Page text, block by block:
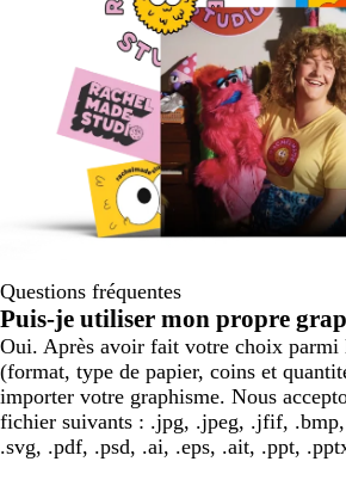
Questions fréquentes
Puis-je utiliser mon propre
Oui. Après avoir fait votre choix parmi
(format, type de papier, coins et
importer votre graphisme. Nous
fichier suivants : .jpg, .jpeg, .jfif,
.svg, .pdf, .psd, .ai, .eps, .ait, .ppt,